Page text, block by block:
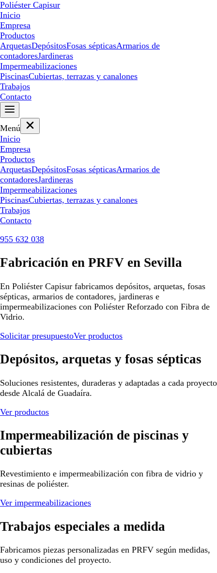
Poliéster Capisur
Inicio
Empresa
Productos
ArquetasDepósitosFosas sépticasArmarios de
contadoresJardineras
Impermeabilizaciones
PiscinasCubiertas, terrazas y canalones
Trabajos
Contacto
Menú
Inicio
Empresa
Productos
ArquetasDepósitosFosas sépticasArmarios de
contadoresJardineras
Impermeabilizaciones
PiscinasCubiertas, terrazas y canalones
Trabajos
Contacto
955 632 038
Fabricación en PRFV en Sevilla
En Poliéster Capisur fabricamos depósitos, arquetas, fosas
sépticas, armarios de contadores, jardineras e
impermeabilizaciones con Poliéster Reforzado con Fibra de
Vidrio.
Solicitar presupuestoVer productos
Depósitos, arquetas y fosas sépticas
Soluciones resistentes, duraderas y adaptadas a cada proyecto
desde Alcalá de Guadaíra.
Ver productos
Impermeabilización de piscinas y
cubiertas
Revestimiento e impermeabilización con fibra de vidrio y
resinas de poliéster.
Ver impermeabilizaciones
Trabajos especiales a medida
Fabricamos piezas personalizadas en PRFV según medidas,
uso y condiciones del proyecto.